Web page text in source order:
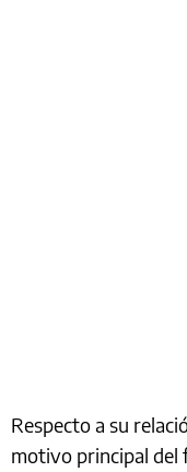
Respecto a su
motivo principal del